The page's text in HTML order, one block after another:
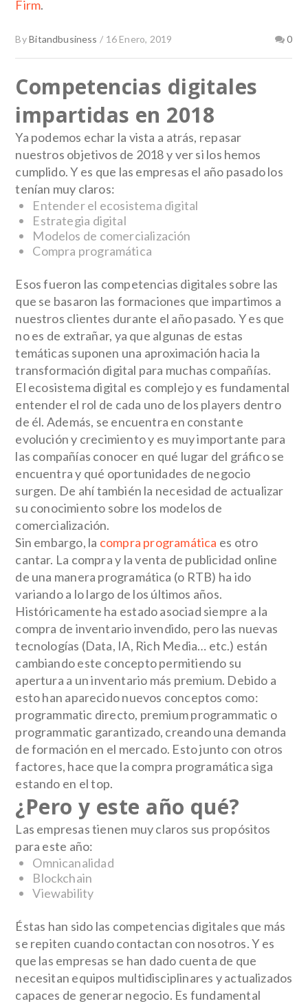
Firm.
ByBitandbusiness / 16 Enero, 2019 0
Competencias digitales
impartidas en 2018
Ya podemos echar la vista a atrás, repasar
nuestros objetivos de 2018 y ver si los hemos
cumplido. Y es que las empresas el año pasado los
tenían muy claros:
Entender el ecosistema digital
Estrategia digital
Modelos de comercialización
Compra programática
Esos fueron las competencias digitales sobre las
que se basaron las formaciones que impartimos a
nuestros clientes durante el año pasado. Y es que
no es de extrañar, ya que algunas de estas
temáticas suponen una aproximación hacia la
transformación digital para muchas compañías.
El ecosistema digital es complejo y es fundamental
entender el rol de cada uno de los players dentro
de él. Además, se encuentra en constante
evolución y crecimiento y es muy importante para
las compañías conocer en qué lugar del gráfico se
encuentra y qué oportunidades de negocio
surgen. De ahí también la necesidad de actualizar
su conocimiento sobre los modelos de
comercialización.
Sin embargo, la compra programática es otro
cantar. La compra y la venta de publicidad online
de una manera programática (o RTB) ha ido
variando a lo largo de los últimos años.
Históricamente ha estado asociad siempre a la
compra de inventario invendido, pero las nuevas
tecnologías (Data, IA, Rich Media… etc.) están
cambiando este concepto permitiendo su
apertura a un inventario más premium. Debido a
esto han aparecido nuevos conceptos como:
programmatic directo, premium programmatic o
programmatic garantizado, creando una demanda
de formación en el mercado. Esto junto con otros
factores, hace que la compra programática siga
estando en el top.
¿Pero y este año qué?
Las empresas tienen muy claros sus propósitos
para este año:
Omnicanalidad
Blockchain
Viewability
Éstas han sido las competencias digitales que más
se repiten cuando contactan con nosotros. Y es
que las empresas se han dado cuenta de que
necesitan equipos multidisciplinares y actualizados
capaces de generar negocio. Es fundamental